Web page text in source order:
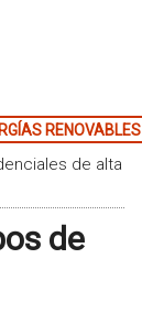
RENOVABLES
de alta
de